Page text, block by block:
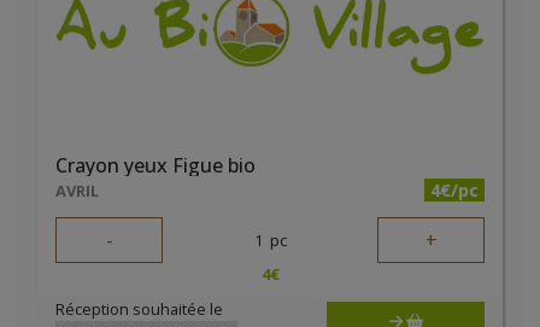
Crayon yeux Figue bio
AVRIL 4€/pc
- 1 pc +
4€
Réception souhaitée le